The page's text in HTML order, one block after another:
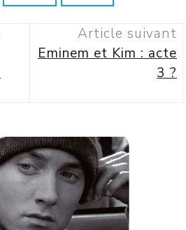
Article suivant
Eminem et Kim : acte
3 ?